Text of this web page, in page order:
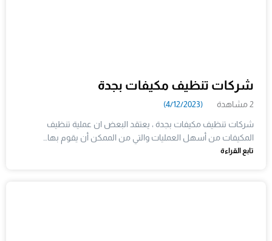
شركات تنظيف مكيفات بجدة
2 مشاهدة (4/12/2023)
شركات تنظيف مكيفات بجدة ، يعتقد البعض ان عملية تنظيف
المكيفات من أسهل العمليات والتي من الممكن أن يقوم بها…
تابع القراءة